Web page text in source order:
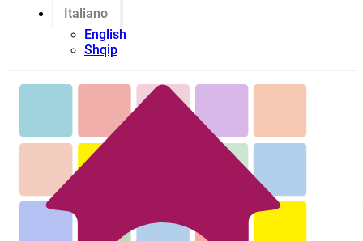
Italiano
English
Shqip